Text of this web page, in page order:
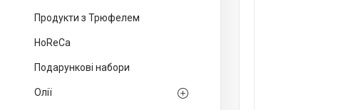
Продукти з Трюфелем
HoReCa
Подарункові набори
Олії